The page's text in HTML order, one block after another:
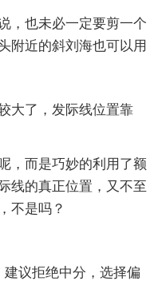
，也未必一定要剪一个
附近的斜刘海也可以用
大了，发际线位置靠
，而是巧妙的利用了额
线的真正位置，又不至
不是吗？
议拒绝中分，选择偏